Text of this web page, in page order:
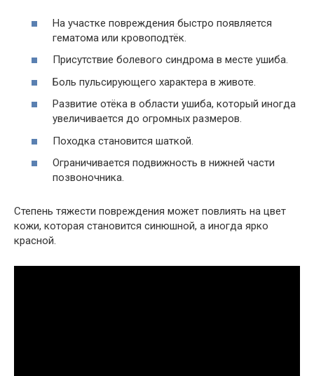
На участке повреждения быстро появляется
гематома или кровоподтёк.
Присутствие болевого синдрома в месте ушиба.
Боль пульсирующего характера в животе.
Развитие отёка в области ушиба, который иногда
увеличивается до огромных размеров.
Походка становится шаткой.
Ограничивается подвижность в нижней части
позвоночника.
Степень тяжести повреждения может повлиять на цвет
кожи, которая становится синюшной, а иногда ярко
красной.